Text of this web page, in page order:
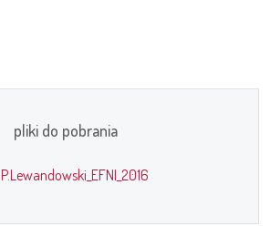
pliki do pobrania
P.Lewandowski_EFNI_2016